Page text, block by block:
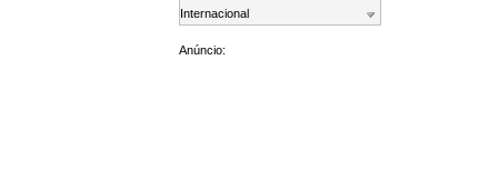
Internacional
Anúncio: